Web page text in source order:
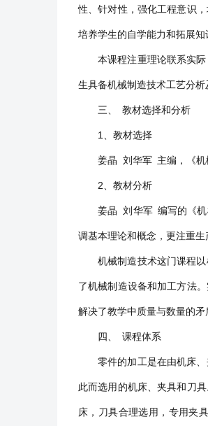
性、针对性，强化工程意识
培养学生的自学能力和拓展知
本课程注重理论联系实
生具备机械制造技术工艺分析
三、 教材选择和分析
1、教材选择
姜晶 刘华军 主编，《机
2、教材分析
姜晶 刘华军 编写的《机
调基本理论和概念，更注重生
机械制造技术这门课程
了机械制造设备和加工方法
解决了教学中质量与数量的矛
四、 课程体系
零件的加工是在由机床
此而选用的机床、夹具和刀
床，刀具合理选用，专用夹